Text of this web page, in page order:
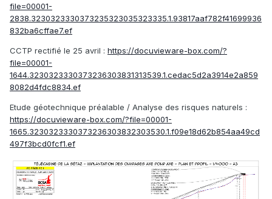
file=00001-
2838.3230323330373235323035323335.1.93817aaf782f41699936
832ba6cffae7.ef
CCTP rectifié le 25 avril : https://docuvieware-box.com/?
file=00001-
1644.3230323330373236303831313539.1.cedac5d2a3914e2a859
8082d4fdc8834.ef
Etude géotechnique préalable / Analyse des risques naturels :
https://docuvieware-box.com/?file=00001-
1665.3230323330373236303832303530.1.f09e18d62b854aa49cd
497f3bcd0fcf1.ef